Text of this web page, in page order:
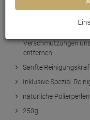
Verschmutzungen
entfernen
Sanfte
Inklusive Spezial-
natürliche
250g